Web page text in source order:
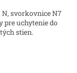
svorkovnice N7
pre uchytenie do
stien.